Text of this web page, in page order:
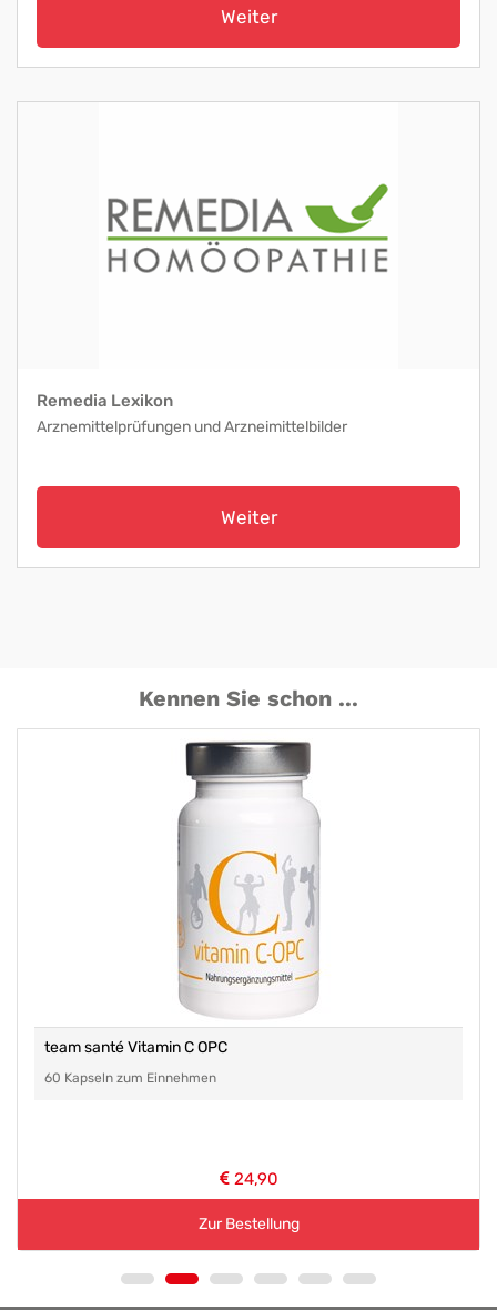
Weiter
Remedia Lexikon
Arznemittelprüfungen und Arzneimittelbilder
Weiter
Kennen Sie schon ...
team santé Vitamin C OPC
60 Kapseln zum Einnehmen
24,90
Zur Bestellung